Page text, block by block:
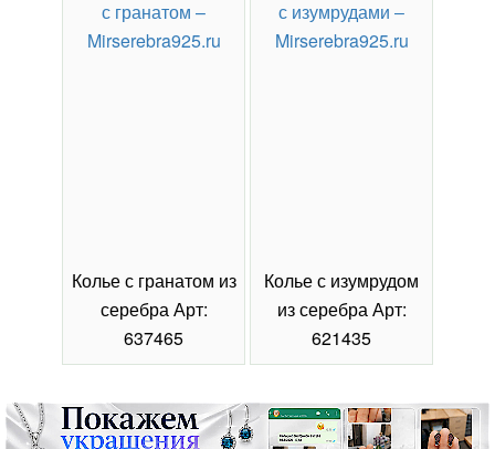
Колье с гранатом из
серебра Арт:
637465
Колье с изумрудом
из серебра Арт:
621435